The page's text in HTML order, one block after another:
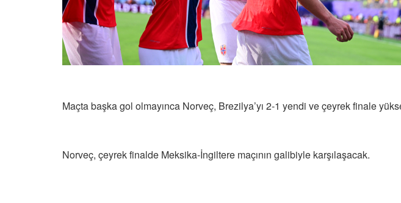
Maçta başka gol olmayınca Norveç, Brezilya’yı 2-1 yendi ve çeyrek finale
Norveç, çeyrek finalde Meksika-İngiltere maçının galibiyle karşılaşacak.